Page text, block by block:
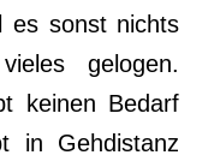
es sonst nichts
gelogen.
keinen Bedarf
in Gehdistanz